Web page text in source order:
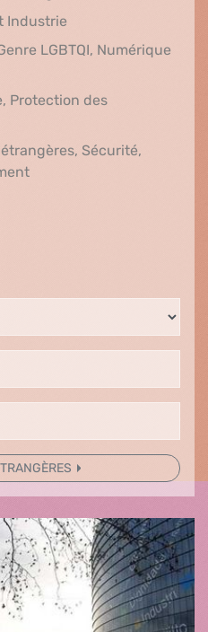
IndustrieEconomie, Finances
LGBTQI, Numérique
Protection des
Santé publique, Protection
Sécurité,
International, Affaires